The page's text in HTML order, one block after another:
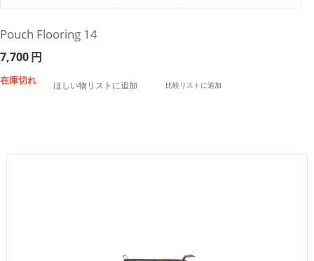
Pouch Flooring 14
7,700円
在庫切れ ほしい物リストに追加 比較リストに追加